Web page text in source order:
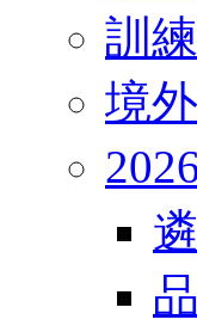
訓
境